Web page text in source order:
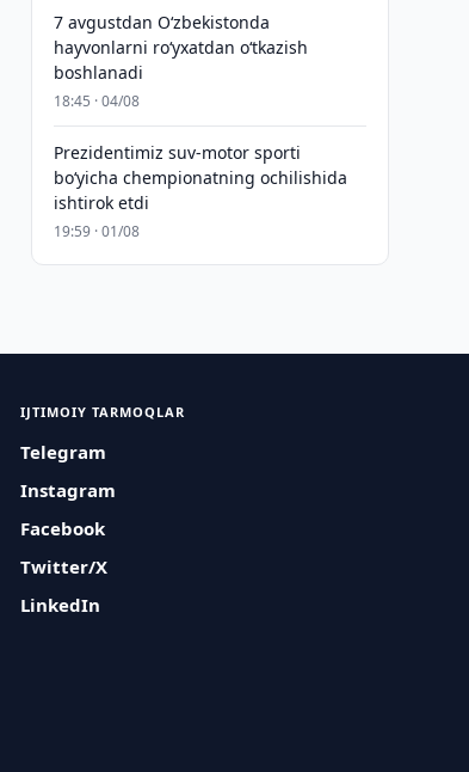
7 avgustdan O‘zbekistonda
hayvonlarni ro‘yxatdan o‘tkazish
boshlanadi
18:45 · 04/08
Prezidentimiz suv-motor sporti
bo‘yicha chempionatning ochilishida
ishtirok etdi
19:59 · 01/08
IJTIMOIY TARMOQLAR
Telegram
Instagram
Facebook
Twitter/X
LinkedIn